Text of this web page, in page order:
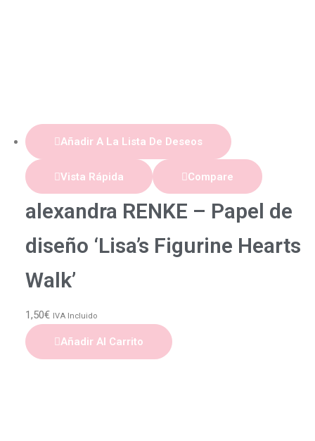
Añadir A La Lista De Deseos
Vista Rápida Compare
alexandra RENKE – Papel de
diseño ‘Lisa’s Figurine Hearts
Walk’
1,50€ IVA Incluido
Añadir Al Carrito